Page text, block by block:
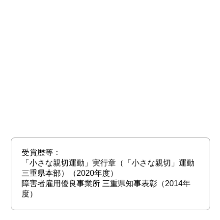
受賞歴等：
「小さな親切運動」実行章（「小さな親切」運動
三重県本部）（2020年度）
障害者雇用優良事業所 三重県知事表彰（2014年
度）